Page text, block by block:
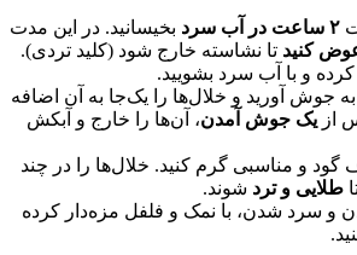
۲ ساعت در آب سرد
بخیسانید. در این مدت
کنید تا نشاسته خارج شود (کلید تردی).
و با آب سرد بشویید.
جوش آورید و خلال‌ها را یک‌جا به آن اضافه
از یک جوش آمدن، آن‌ها را خارج و آبکش
و مناسبی گرم کنید. خلال‌ها را در چند
طلایی و ترد شوند.
و سرد شدن، با نمک و فلفل مزه‌دار کرده